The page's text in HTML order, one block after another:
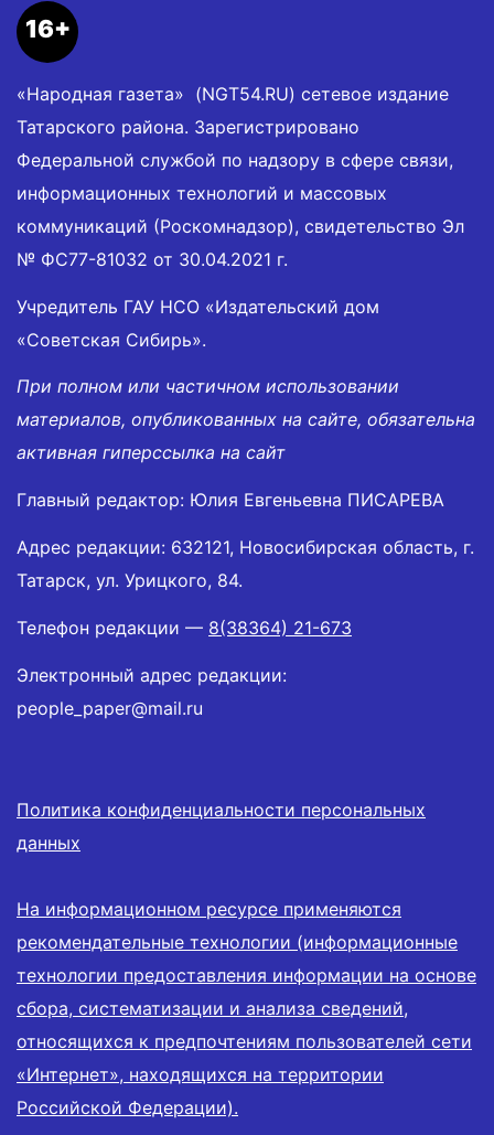
16+
«Народная газета» (NGT54.RU) сетевое издание
Татарского района. Зарегистрировано
Федеральной службой по надзору в сфере связи,
информационных технологий и массовых
коммуникаций (Роскомнадзор), свидетельство Эл
№ ФС77-81032 от 30.04.2021 г.
Учредитель ГАУ НСО «Издательский дом
«Советская Сибирь».
При полном или частичном использовании
материалов, опубликованных на сайте, обязательна
активная гиперссылка на сайт
Главный редактор: Юлия Евгеньевна ПИСАРЕВА
Адрес редакции: 632121, Новосибирская область, г.
Татарск, ул. Урицкого, 84.
Телефон редакции — 8(38364) 21-673
Электронный адрес редакции:
people_paper@mail.ru
Политика конфиденциальности персональных
данных
На информационном ресурсе применяются
рекомендательные технологии (информационные
технологии предоставления информации на основе
сбора, систематизации и анализа сведений,
относящихся к предпочтениям пользователей сети
«Интернет», находящихся на территории
Российской Федерации).